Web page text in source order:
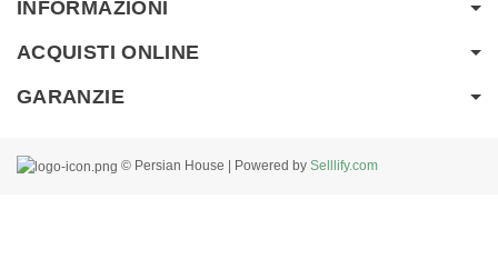
INFORMAZIONI
ACQUISTI ONLINE
GARANZIE
© Persian House | Powered by Selllify.com